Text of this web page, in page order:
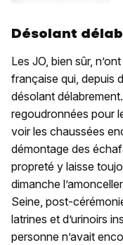
Désolant
Les JO, bien sûr,
française qui, depuis
désolant
regoudronnées pour
voir les chaussées
démontage des
propreté y laisse
dimanche
Seine, post-
latrines et d’urinoirs
personne n’avait